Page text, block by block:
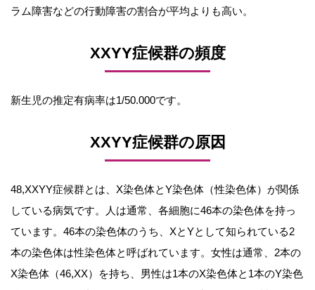
ラム障害などの行動障害の割合が平均よりも高い。
XXYY症候群の頻度
新生児の推定有病率は1/50.000です。
XXYY症候群の原因
48,XXYY症候群とは、X染色体とY染色体（性染色体）が関係
している病気です。人は通常、各細胞に46本の染色体を持っ
ています。46本の染色体のうち、XとYとして知られている2
本の染色体は性染色体と呼ばれています。女性は通常、2本の
X染色体（46,XX）を持ち、男性は1本のX染色体と1本のY染色